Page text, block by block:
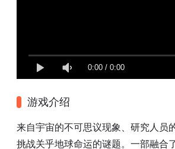
0:00 / 0:00
游戏介绍
来自宇宙的不可思议现象、研究人员
挑战关乎地球命运的谜题。一部融合